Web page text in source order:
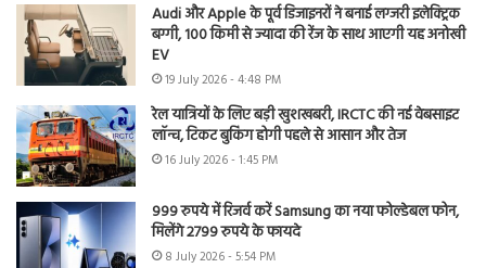
Audi और Apple के पूर्व डिजाइनरों ने बनाई लग्जरी इलेक्ट्रिक
बग्गी, 100 किमी से ज्यादा की रेंज के साथ आएगी यह अनोखी
EV
19 July 2026 - 4:48 PM
रेल यात्रियों के लिए बड़ी खुशखबरी, IRCTC की नई वेबसाइट
लॉन्च, टिकट बुकिंग होगी पहले से आसान और तेज
16 July 2026 - 1:45 PM
999 रुपये में रिजर्व करें Samsung का नया फोल्डेबल फोन,
मिलेंगे 2799 रुपये के फायदे
8 July 2026 - 5:54 PM